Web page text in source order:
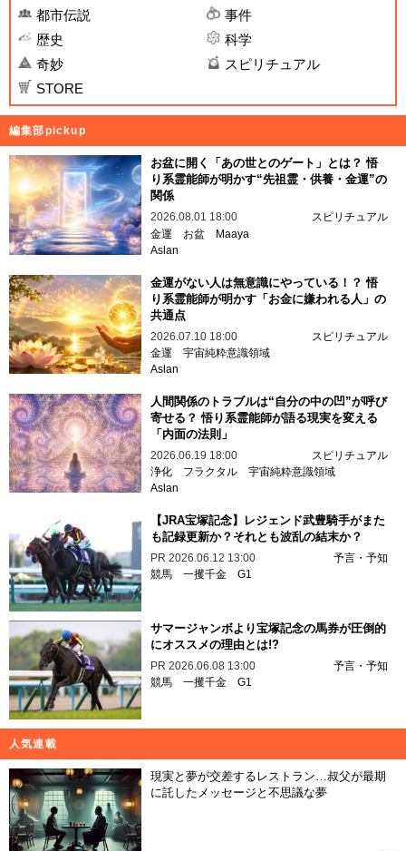
都市伝説
事件
歴史
科学
奇妙
スピリチュアル
STORE
編集部pickup
お盆に開く「あの世とのゲート」とは？ 悟
り系霊能師が明かす“先祖霊・供養・金運”の
関係
2026.08.01 18:00
スピリチュアル
金運
お盆
Maaya
Aslan
金運がない人は無意識にやっている！？ 悟
り系霊能師が明かす「お金に嫌われる人」の
共通点
2026.07.10 18:00
スピリチュアル
金運 宇宙純粋意識領域
Aslan
人間関係のトラブルは“自分の中の凹”が呼び
寄せる？ 悟り系霊能師が語る現実を変える
「内面の法則」
2026.06.19 18:00
スピリチュアル
浄化
フラクタル 宇宙純粋意識領域
Aslan
【JRA宝塚記念】レジェンド武豊騎手がまた
も記録更新か？それとも波乱の結末か？
PR 2026.06.12 13:00
予言・予知
競馬 一攫千金 G1
サマージャンボより宝塚記念の馬券が圧倒的
にオススメの理由とは!?
PR 2026.06.08 13:00
予言・予知
競馬 一攫千金 G1
人気連載
現実と夢が交差するレストラン…叔父が最期
に託したメッセージと不思議な夢